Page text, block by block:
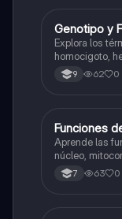
GBiologia
Genotipo y
Explora los
homocigoto,
9 62 0
FBiologia
Funciones
Aprende las
núcleo,
7 63 0